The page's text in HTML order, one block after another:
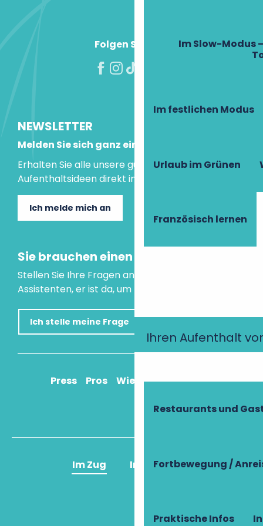
Im Slow-Modus
Im festlichen Modus
Urlaub im Grünen
Französisch lernen
Ihren Aufenthalt
Restaurants und
Fortbewegung /
Praktische Infos
Folgen Sie uns!
NEWSLETTER
Melden Sie sich ganz einfach an!
Erhalten Sie alle unsere guten Tipps und
Aufenthaltsideen direkt in Ihre Mailbox.
Ich melde mich an
Sie brauchen einen Rat?
Stellen Sie Ihre Fragen an unseren virtuellen
Assistenten, er ist da, um Ihnen zu helfen.
Ich stelle meine Frage
Press Pros Wie komme ich an?
Im Zug Im Flugzeug